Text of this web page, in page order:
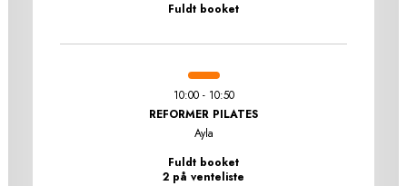
Fuldt booket
10:00 - 10:50
REFORMER PILATES
Ayla
Fuldt booket
2 på venteliste